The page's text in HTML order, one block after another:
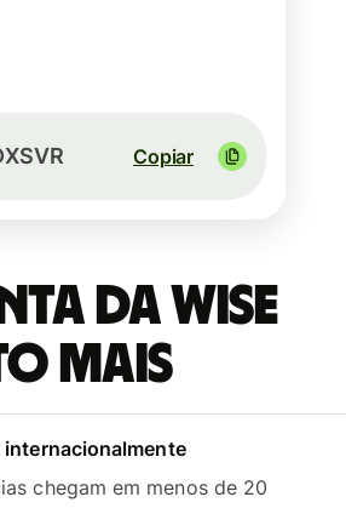
Copiar
da Wise
mais
internacionalmente
chegam em menos de 20